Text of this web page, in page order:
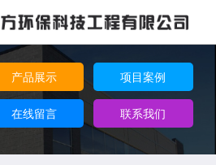
产品展示 项目案例
在线留言 联系我们